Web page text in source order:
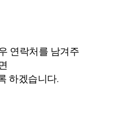
연락처를 남겨주
하겠습니다.